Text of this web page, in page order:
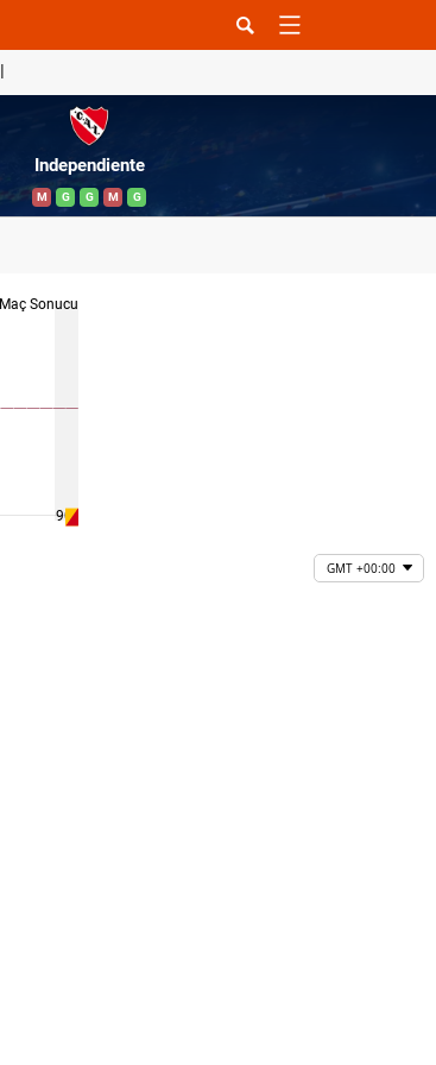
Independiente
M G G M G
Maç Sonucu
90 '
GMT +00:00